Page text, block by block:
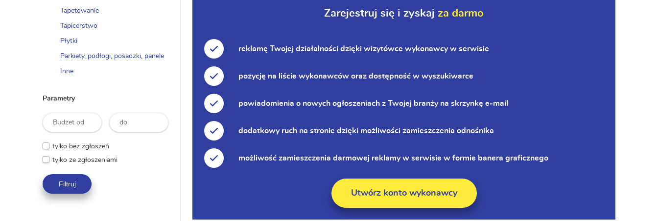
Zarejestruj się i zyskaj za darmo
reklamę Twojej działalności dzięki wizytówce wykonawcy w serwisie
pozycję na liście wykonawców oraz dostępność w wyszukiwarce
powiadomienia o nowych ogłoszeniach z Twojej branży na skrzynkę e-mail
dodatkowy ruch na stronie dzięki możliwości zamieszczenia odnośnika
możliwość zamieszczenia darmowej reklamy w serwisie w formie banera graficznego
Utwórz konto wykonawcy
Tapetowanie
Tapicerstwo
Płytki
Parkiety, podłogi, posadzki, panele
Inne
Parametry
tylko bez zgłoszeń
tylko ze zgłoszeniami
Filtruj